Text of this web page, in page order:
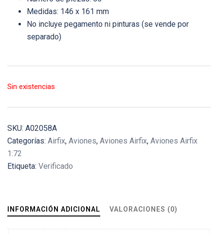
Medidas: 146 x 161 mm
No incluye pegamento ni pinturas (se vende por
separado)
Sin existencias
SKU: A02058A
Categorías: Airfix, Aviones, Aviones Airfix, Aviones Airfix
1:72
Etiqueta: Verificado
INFORMACIÓN ADICIONAL VALORACIONES (0)